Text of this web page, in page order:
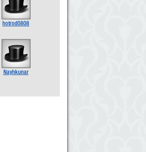
hotrod0808
Nayhkunar